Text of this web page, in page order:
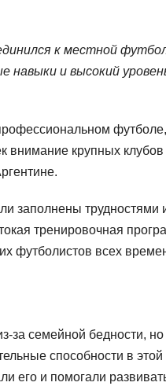
к местной
навыки и высокий
внимание крупных
заполнены трудностями
тренировочная
футболистов всех
за семейной бедности,
способности в
его и помогали